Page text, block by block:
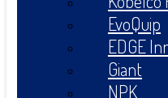
EvoQuip
EDGE
Giant
NPK